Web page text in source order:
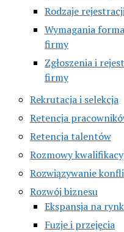
Rodzaje
Wymagania
firmy
Zgłoszenia i
firmy
Rekrutacja i selekcja
Retencja
Retencja talentów
Rozmowy
Rozwiązywanie
Rozwój biznesu
Ekspansja na
Fuzje i przejęcia